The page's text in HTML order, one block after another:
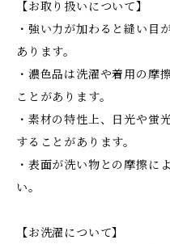
【お取り扱いについて】
・強い力が加わると縫い目
あります。
・濃色品は洗濯や着用の摩
ことがあります。
・素材の特性上、日光や蛍
することがあります。
・表面が洗い物との摩擦に
い。
【お洗濯について】